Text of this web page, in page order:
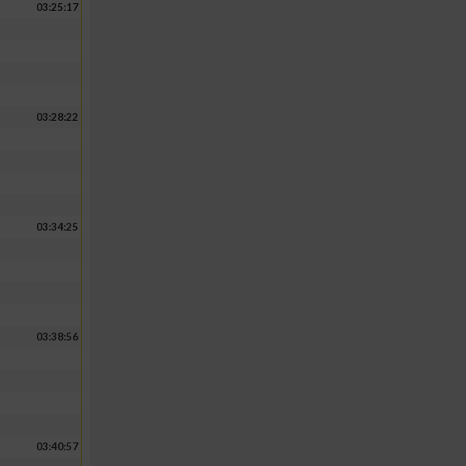
03:25:17
03:28:22
03:34:25
03:38:56
03:40:57